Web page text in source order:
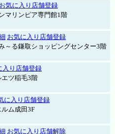
お気に入り店舗登録
マリンピア専門館1階
お気に入り店舗登録
～る鎌取ショッピングセンター3階
入り店舗登録
ツ稲毛3階
に入り店舗登録
ム成田3F
お気に入り店舗解除